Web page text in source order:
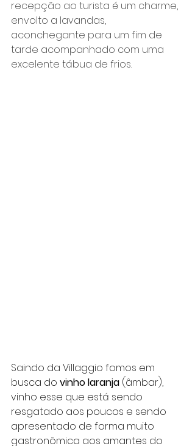
recepção ao turista é um charme,
envolto a lavandas,
aconchegante para um fim de
tarde acompanhado com uma
excelente tábua de frios.
Saindo da Villaggio fomos em
busca do vinho laranja (âmbar),
vinho esse que está sendo
resgatado aos poucos e sendo
apresentado de forma muito
gastronômica aos amantes do